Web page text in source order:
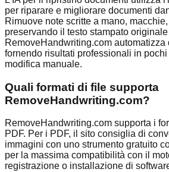
per riparare e migliorare documenti
Rimuove note scritte a mano,
preservando il testo stampato
RemoveHandwriting.com automatizza
fornendo risultati professionali in
modifica manuale.
Quali formati di file supporta
RemoveHandwriting.com?
RemoveHandwriting.com supporta i
PDF. Per i PDF, il sito consiglia di
immagini con uno strumento gratuito
per la massima compatibilità con il
registrazione o installazione di